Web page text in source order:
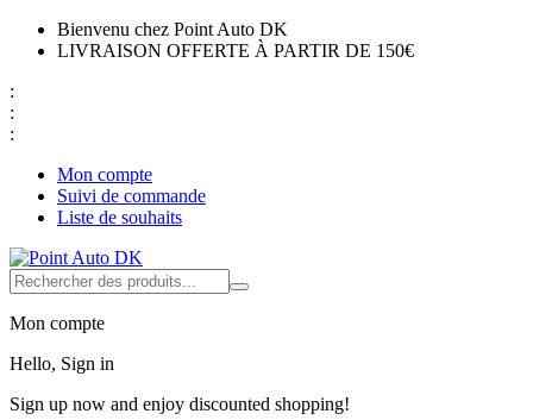
Bienvenu chez Point Auto DK
LIVRAISON OFFERTE À PARTIR DE 150€
:
:
:
Mon compte
Suivi de commande
Liste de souhaits
Mon compte
Hello, Sign in
Sign up now and enjoy discounted shopping!